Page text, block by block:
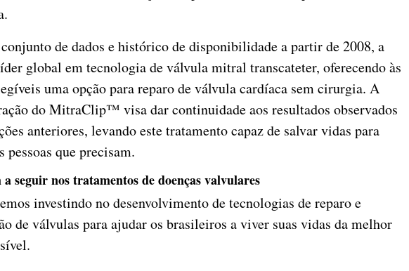
de dados e histórico de disponibilidade a partir de 2008, a
global em tecnologia de válvula mitral transcateter, oferecendo às
uma opção para reparo de válvula cardíaca sem cirurgia. A
do MitraClip™ visa dar continuidade aos resultados observados
anteriores, levando este tratamento capaz de salvar vidas para
pessoas que precisam.
a seguir nos tratamentos de doenças valvulares
investindo no desenvolvimento de tecnologias de reparo e
de válvulas para ajudar os brasileiros a viver suas vidas da melhor